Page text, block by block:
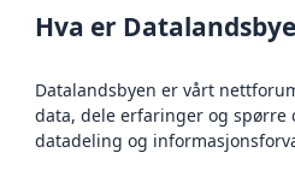
Hva er
Datalandsbyen er vårt
data, dele erfaringer og spørre
datadeling og